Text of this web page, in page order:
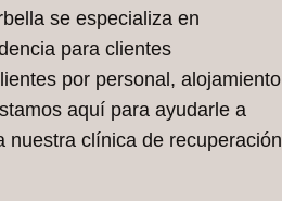
se especializa en
para clientes
por personal, alojamiento
aquí para ayudarle a
nuestra clínica de recuperación